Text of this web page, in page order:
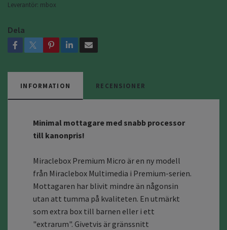
Leverantör: mbox
Dela
INFORMATION RECENSIONER
Minimal mottagare med snabb processor
till kanonpris!
Miraclebox Premium Micro är en ny modell
från Miraclebox Multimedia i Premium-serien.
Mottagaren har blivit mindre än någonsin
utan att tumma på kvaliteten. En utmärkt
som extra box till barnen eller i ett
"extrarum". Givetvis är gränssnitt